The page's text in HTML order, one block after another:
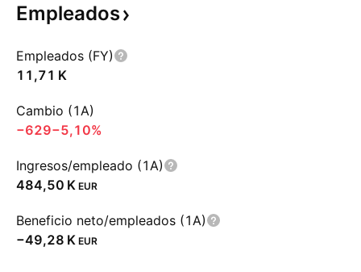
Empleados
Empleados (FY)
‪11,71 K‬
Cambio (1A)
−629−5,10%
Ingresos/empleado (1A)
‪484,50 K‬ EUR
Beneficio neto/empleados (1A)
‪−49,28 K‬ EUR